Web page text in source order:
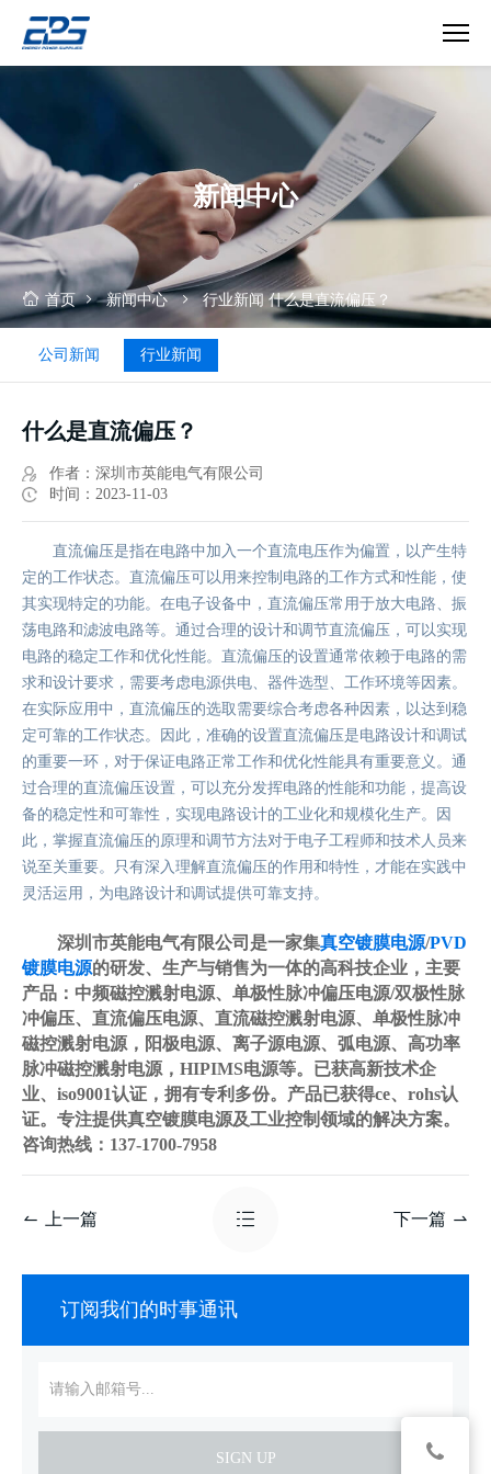
是
流
偏
压？
新闻中心
首页 新闻中心 行业新闻 什么是直流偏压？
公司新闻 行业新闻
什么是直流偏压？
作者：深圳市英能电气有限公司
时间：2023-11-03
直流偏压是指在电路中加入一个直流电压作为偏置，以产生特
定的工作状态。直流偏压可以用来控制电路的工作方式和性能，使
其实现特定的功能。在电子设备中，直流偏压常用于放大电路、振
荡电路和滤波电路等。通过合理的设计和调节直流偏压，可以实现
电路的稳定工作和优化性能。直流偏压的设置通常依赖于电路的需
求和设计要求，需要考虑电源供电、器件选型、工作环境等因素。
在实际应用中，直流偏压的选取需要综合考虑各种因素，以达到稳
定可靠的工作状态。因此，准确的设置直流偏压是电路设计和调试
的重要一环，对于保证电路正常工作和优化性能具有重要意义。通
过合理的直流偏压设置，可以充分发挥电路的性能和功能，提高设
备的稳定性和可靠性，实现电路设计的工业化和规模化生产。因
此，掌握直流偏压的原理和调节方法对于电子工程师和技术人员来
说至关重要。只有深入理解直流偏压的作用和特性，才能在实践中
灵活运用，为电路设计和调试提供可靠支持。
深圳市英能电气有限公司是一家集真空镀膜电源/PVD
镀膜电源的研发、生产与销售为一体的高科技企业，主要
产品：中频磁控溅射电源、单极性脉冲偏压电源/双极性脉
冲偏压、直流偏压电源、直流磁控溅射电源、单极性脉冲
磁控溅射电源，阳极电源、离子源电源、弧电源、高功率
脉冲磁控溅射电源，HIPIMS电源等。已获高新技术企
业、iso9001认证，拥有专利多份。产品已获得ce、rohs认
证。专注提供真空镀膜电源及工业控制领域的解决方案。
咨询热线：137-1700-7958
上一篇 下一篇
订阅我们的时事通讯
SIGN UP